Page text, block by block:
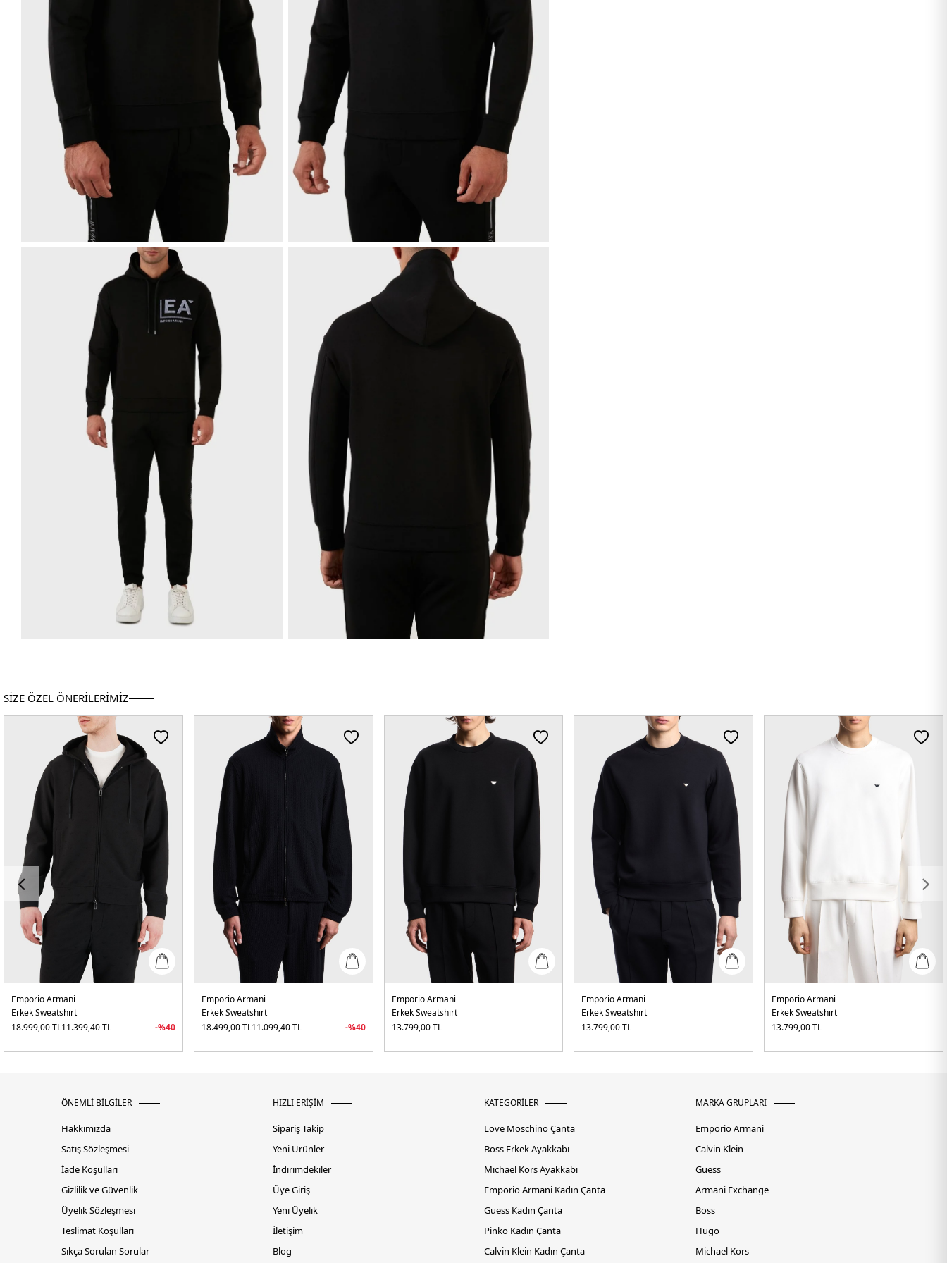
SİZE ÖZEL ÖNERİLERİMİZ
Emporio Armani
Erkek Sweatshirt
18.999,00TL11.399,40TL -%40
Emporio Armani
Erkek Sweatshirt
18.499,00TL11.099,40TL -%40
Emporio Armani
Erkek Sweatshirt
13.799,00TL
Emporio Armani
Erkek Sweatshirt
13.799,00TL
Emporio Armani
Erkek Sweatshirt
13.799,00TL
ÖNEMLİ BİLGİLER
Hakkımızda
Satış Sözleşmesi
İade Koşulları
Gizlilik ve Güvenlik
Üyelik Sözleşmesi
Teslimat Koşulları
Sıkça Sorulan Sorular
HIZLI ERİŞİM
Sipariş Takip
Yeni Ürünler
İndirimdekiler
Üye Giriş
Yeni Üyelik
İletişim
Blog
KATEGORİLER
Love Moschino Çanta
Boss Erkek Ayakkabı
Michael Kors Ayakkabı
Emporio Armani Kadın Çanta
Guess Kadın Çanta
Pinko Kadın Çanta
Calvin Klein Kadın Çanta
MARKA GRUPLARI
Emporio Armani
Calvin Klein
Guess
Armani Exchange
Boss
Hugo
Michael Kors